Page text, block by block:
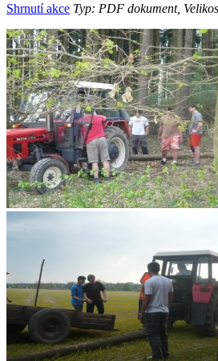
Shrnutí akce Typ: PDF dokument,